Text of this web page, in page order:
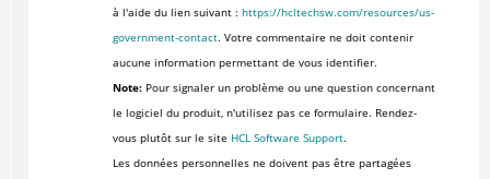
à l'aide du lien suivant : https://hcltechsw.com/resources/us-
government-contact. Votre commentaire ne doit contenir
aucune information permettant de vous identifier.
Note:Pour signaler un problème ou une question concernant
le logiciel du produit, n'utilisez pas ce formulaire. Rendez-
vous plutôt sur le site HCL Software Support.
Les données personnelles ne doivent pas être partagées